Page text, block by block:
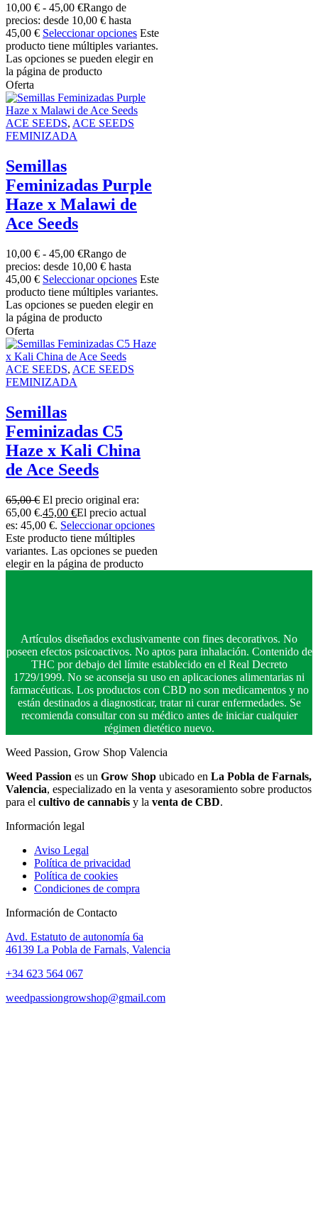
10,00 € - 45,00 €Rango de
precios: desde 10,00 € hasta
45,00 € Seleccionar opciones Este
producto tiene múltiples variantes.
Las opciones se pueden elegir en
la página de producto
Oferta
ACE SEEDS, ACE SEEDS
FEMINIZADA
Semillas
Feminizadas Purple
Haze x Malawi de
Ace Seeds
10,00 € - 45,00 €Rango de
precios: desde 10,00 € hasta
45,00 € Seleccionar opciones Este
producto tiene múltiples variantes.
Las opciones se pueden elegir en
la página de producto
Oferta
ACE SEEDS, ACE SEEDS
FEMINIZADA
Semillas
Feminizadas C5
Haze x Kali China
de Ace Seeds
65,00€ El precio original era:
65,00 €.45,00 €El precio actual
es: 45,00 €. Seleccionar opciones
Este producto tiene múltiples
variantes. Las opciones se pueden
elegir en la página de producto
Artículos diseñados exclusivamente con fines decorativos. No
poseen efectos psicoactivos. No aptos para inhalación. Contenido de
THC por debajo del límite establecido en el Real Decreto
1729/1999. No se aconseja su uso en aplicaciones alimentarias ni
farmacéuticas. Los productos con CBD no son medicamentos y no
están destinados a diagnosticar, tratar ni curar enfermedades. Se
recomienda consultar con su médico antes de iniciar cualquier
régimen dietético nuevo.
Weed Passion, Grow Shop Valencia
Weed Passion es un Grow Shop ubicado en La Pobla de Farnals,
Valencia, especializado en la venta y asesoramiento sobre productos
para el cultivo de cannabis y la venta de CBD.
Información legal
Aviso Legal
Política de privacidad
Política de cookies
Condiciones de compra
Información de Contacto
Avd. Estatuto de autonomía 6a
46139 La Pobla de Farnals, Valencia
+34 623 564 067
weedpassiongrowshop@gmail.com